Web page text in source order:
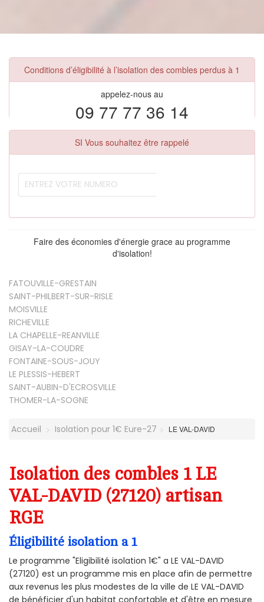
Conditions d’éligibilité à l’isolation des combles perdus à 1
appelez-nous au
09 77 77 36 14
SI Vous souhaitez être rappelé
Faire des économies d'énergie grace au programme
d'isolation!
FATOUVILLE-GRESTAIN
SAINT-PHILBERT-SUR-RISLE
MOISVILLE
RICHEVILLE
LA CHAPELLE-REANVILLE
GISAY-LA-COUDRE
FONTAINE-SOUS-JOUY
LE PLESSIS-HEBERT
SAINT-AUBIN-D'ECROSVILLE
THOMER-LA-SOGNE
Accueil Isolation pour 1€ Eure-27 LE VAL-DAVID
Isolation des combles 1 LE
VAL-DAVID (27120) artisan
RGE
Éligibilité isolation a 1
Le programme "Eligibilité isolation 1€" a LE VAL-DAVID
(27120) est un programme mis en place afin de permettre
aux revenus les plus modestes de la ville de LE VAL-DAVID